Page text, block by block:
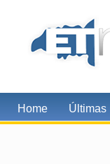
Home Últimas